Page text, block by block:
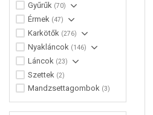
Gyűrűk (70)
Érmek (47)
Karkötők (276)
Nyakláncok (146)
Láncok (23)
Szettek (2)
Mandzsettagombok (3)